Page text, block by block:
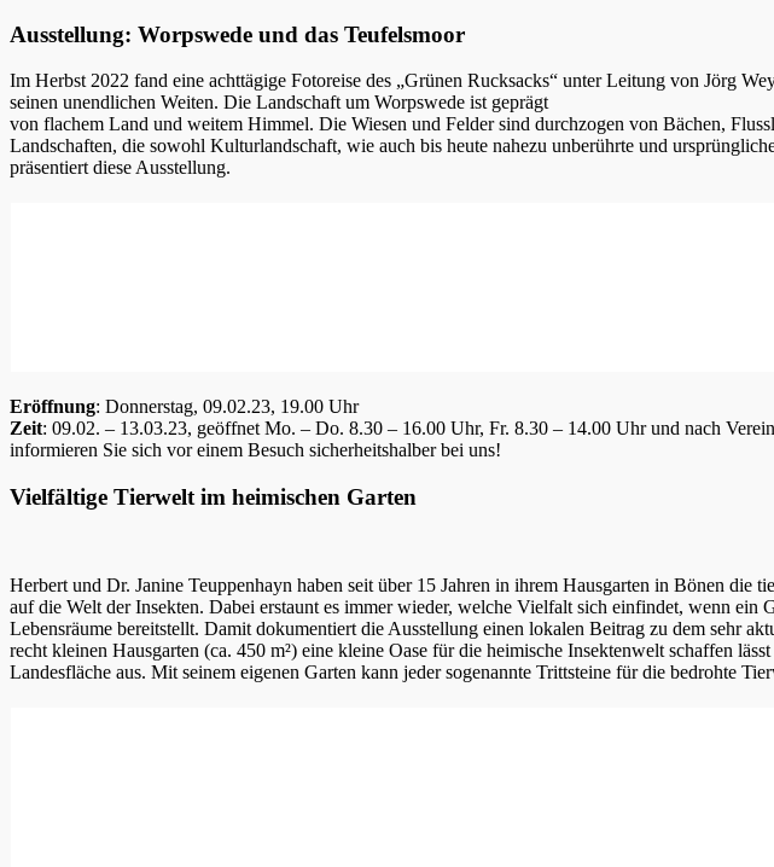
Ausstellung: Worpswede und das Teufelsmoor
Im Herbst 2022 fand eine achttägige Fotoreise des „Grünen Rucksacks“ unter Leitung von Jörg
seinen unendlichen Weiten. Die Landschaft um Worpswede ist geprägt
von flachem Land und weitem Himmel. Die Wiesen und Felder sind durchzogen von Bächen,
Landschaften, die sowohl Kulturlandschaft, wie auch bis heute nahezu unberührte und
präsentiert diese Ausstellung.
Eröffnung: Donnerstag, 09.02.23, 19.00 Uhr
Zeit: 09.02. – 13.03.23, geöffnet Mo. – Do. 8.30 – 16.00 Uhr, Fr. 8.30 – 14.00 Uhr und nach
informieren Sie sich vor einem Besuch sicherheitshalber bei uns!
Vielfältige Tierwelt im heimischen Garten
Herbert und Dr. Janine Teuppenhayn haben seit über 15 Jahren in ihrem Hausgarten in Bönen die
auf die Welt der Insekten. Dabei erstaunt es immer wieder, welche Vielfalt sich einfindet, wenn
Lebensräume bereitstellt. Damit dokumentiert die Ausstellung einen lokalen Beitrag zu dem sehr
recht kleinen Hausgarten (ca. 450 m²) eine kleine Oase für die heimische Insektenwelt schaffen
Landesfläche aus. Mit seinem eigenen Garten kann jeder sogenannte Trittsteine für die bedrohte